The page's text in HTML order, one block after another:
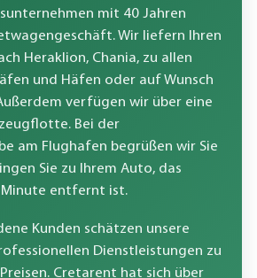
mit 40 Jahren
Wir liefern Ihren
Heraklion, Chania, zu allen
und Häfen oder auf Wunsch
verfügen wir über eine
Bei der
am Flughafen begrüßen wir Sie
Sie zu Ihrem Auto, das
entfernt ist.
Kunden schätzen unsere
Dienstleistungen zu
Cretarent hat sich über